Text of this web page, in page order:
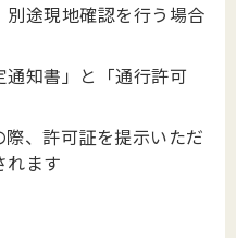
途現地確認を行う場合
知書」と「通行許可
、許可証を提示いただ
れます